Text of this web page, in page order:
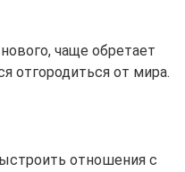
чаще обретает
отгородиться от мира.
отношения с